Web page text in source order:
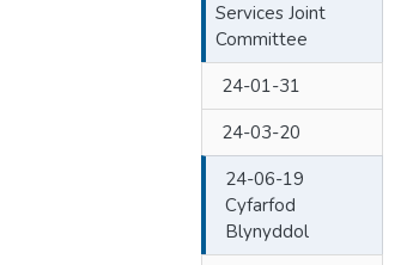
Services Joint
Committee
24-01-31
24-03-20
24-06-19
Cyfarfod
Blynyddol